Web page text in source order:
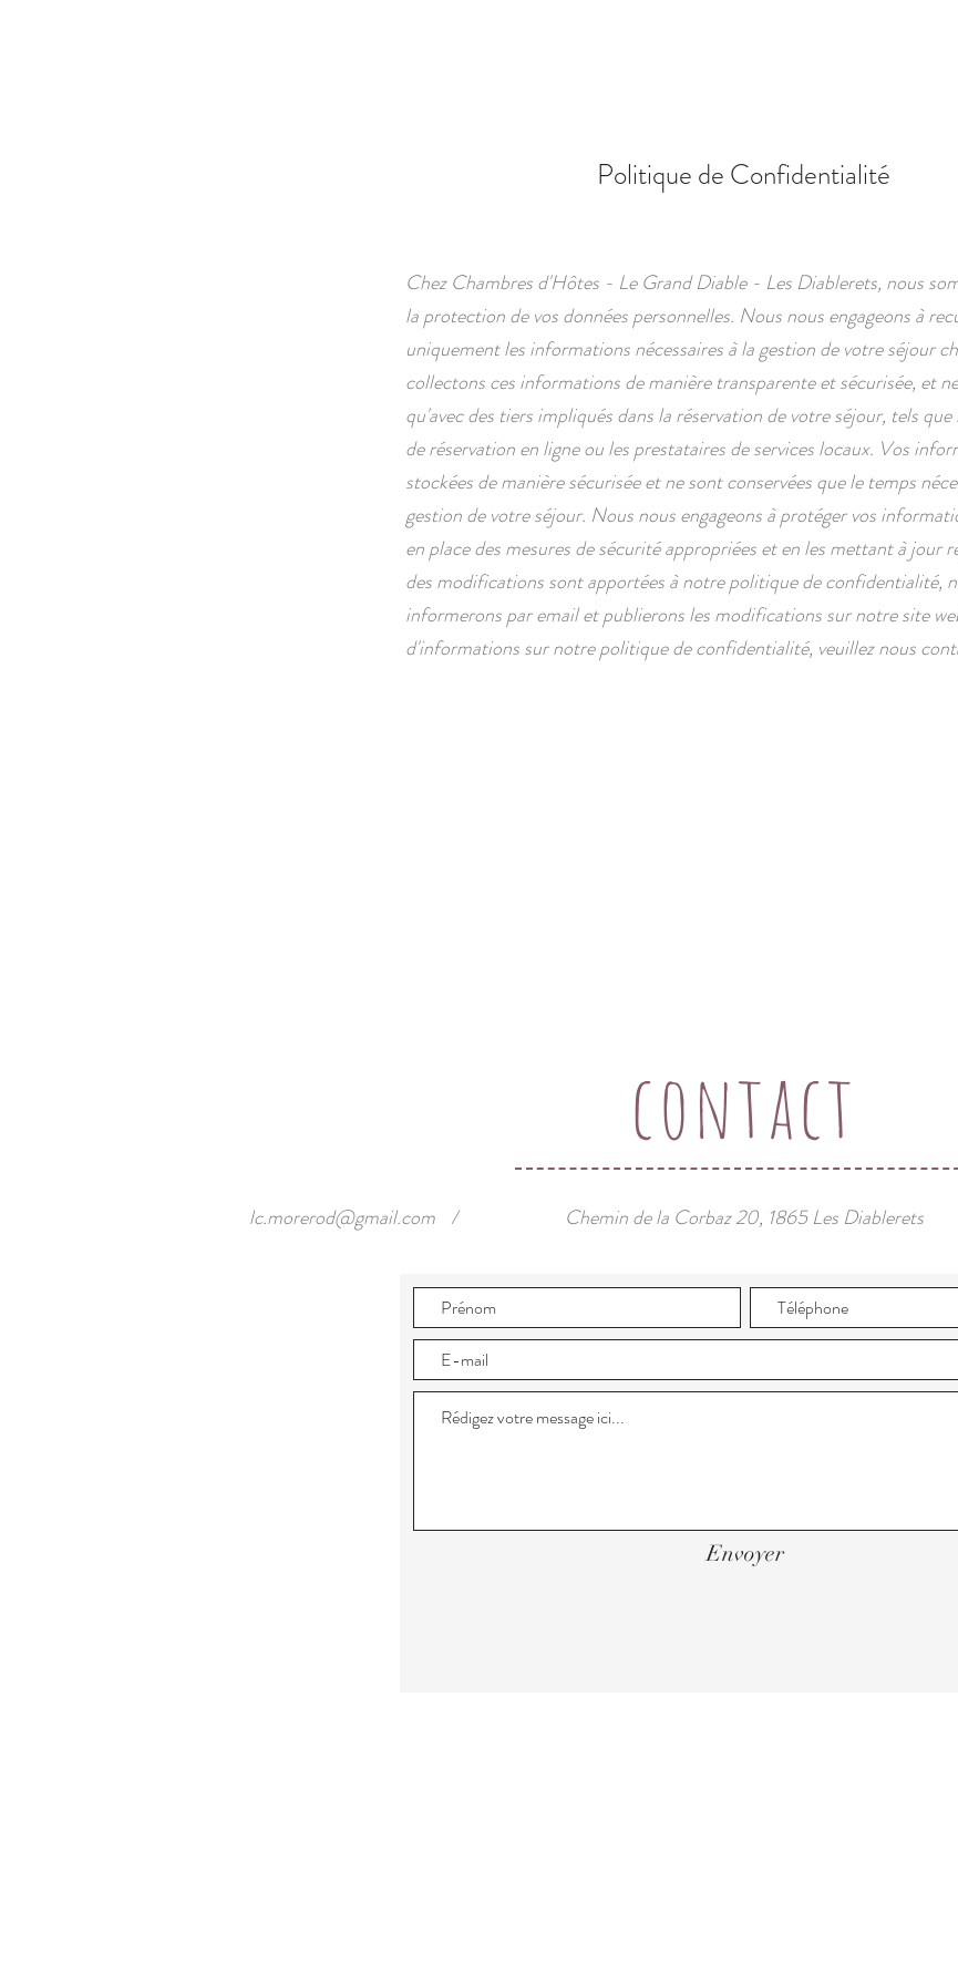
Politique de Confidentialité
Chez Chambres d'Hôtes - Le Grand Diable - Les Diablerets, nous
la protection de vos données personnelles. Nous nous engageons à
uniquement les informations nécessaires à la gestion de votre séjour
collectons ces informations de manière transparente et sécurisée, et
qu'avec des tiers impliqués dans la réservation de votre séjour, tels
de réservation en ligne ou les prestataires de services locaux. Vos
stockées de manière sécurisée et ne sont conservées que le temps
gestion de votre séjour. Nous nous engageons à protéger vos
en place des mesures de sécurité appropriées et en les mettant à jour
des modifications sont apportées à notre politique de confidentialité,
informerons par email et publierons les modifications sur notre site
d'informations sur notre politique de confidentialité, veuillez nous
contact
lc.morerod@gmail.com Chemin de la Corbaz 20, 1865 Les Diablerets
/
Envoyer